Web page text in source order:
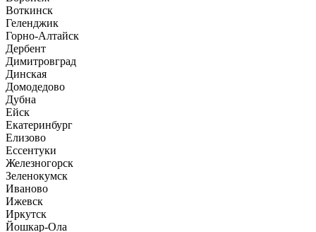
Воткинск
Геленджик
Горно-Алтайск
Дербент
Димитровград
Динская
Домодедово
Дубна
Ейск
Екатеринбург
Елизово
Ессентуки
Железногорск
Зеленокумск
Иваново
Ижевск
Иркутск
Йошкар-Ола